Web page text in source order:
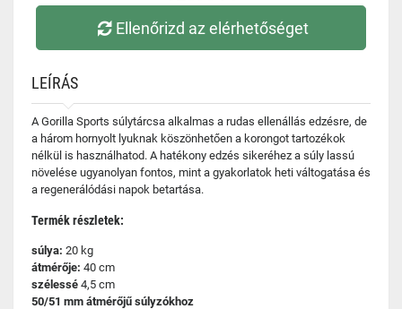
Ellenőrizd az elérhetőséget
LEÍRÁS
A Gorilla Sports súlytárcsa alkalmas a rudas ellenállás edzésre, de
a három hornyolt lyuknak köszönhetően a korongot tartozékok
nélkül is használhatod. A hatékony edzés sikeréhez a súly lassú
növelése ugyanolyan fontos, mint a gyakorlatok heti váltogatása és
a regenerálódási napok betartása.
Termék részletek:
súlya: 20 kg
átmérője: 40 cm
szélessé 4,5 cm
50/51 mm átmérőjű súlyzókhoz